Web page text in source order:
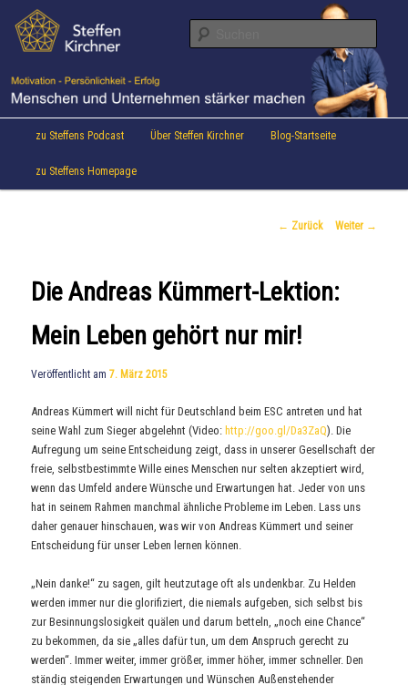
Inhalt
wechseln
Steffen Kirchner Blog
Aktuelles von Speaker & Motivationstrainer Steffen Kirchner
Hauptmenü
zu Steffens Podcast Über Steffen Kirchner Blog-Startseite
zu Steffens Homepage
Beitrags-
← Zurück Weiter →
Die Andreas Kümmert-Lektion:
Mein Leben gehört nur mir!
Veröffentlicht am7. März 2015
Andreas Kümmert will nicht für Deutschland beim ESC antreten und hat
seine Wahl zum Sieger abgelehnt (Video: http://goo.gl/Da3ZaQ). Die
Aufregung um seine Entscheidung zeigt, dass in unserer Gesellschaft der
freie, selbstbestimmte Wille eines Menschen nur selten akzeptiert wird,
wenn das Umfeld andere Wünsche und Erwartungen hat. Jeder von uns
hat in seinem Rahmen manchmal ähnliche Probleme im Leben. Lass uns
daher genauer hinschauen, was wir von Andreas Kümmert und seiner
Entscheidung für unser Leben lernen können.
„Nein danke!“ zu sagen, gilt heutzutage oft als undenkbar. Zu Helden
werden immer nur die glorifiziert, die niemals aufgeben, sich selbst bis
zur Besinnungslosigkeit quälen und darum betteln, „noch eine Chance“
zu bekommen, da sie „alles dafür tun, um dem Anspruch gerecht zu
werden“. Immer weiter, immer größer, immer höher, immer schneller. Den
ständig steigenden Erwartungen und Wünschen Außenstehender